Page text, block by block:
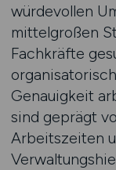
würdevollen
mittelgroßen
Fachkräfte
Genauigkeit
sind geprägt
Arbeitszeiten